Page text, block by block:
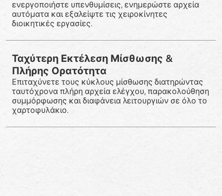
ενεργοποιήστε υπενθυμίσεις, ενημερώστε αρχεία
αυτόματα και εξαλείψτε τις χειροκίνητες
διοικητικές εργασίες.
Ταχύτερη Εκτέλεση Μίσθωσης &
Πλήρης Ορατότητα
Επιταχύνετε τους κύκλους μίσθωσης διατηρώντας
ταυτόχρονα πλήρη αρχεία ελέγχου, παρακολούθηση
συμμόρφωσης και διαφάνεια λειτουργιών σε όλο το
χαρτοφυλάκιο.